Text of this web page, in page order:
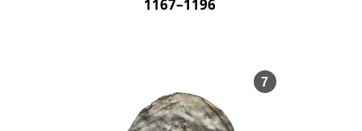
1167–1196
,
7